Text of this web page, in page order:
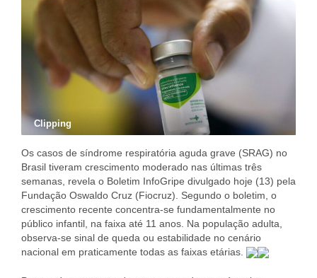
Clipping
Os casos de síndrome respiratória aguda grave (SRAG) no
Brasil tiveram crescimento moderado nas últimas três
semanas, revela o Boletim InfoGripe divulgado hoje (13) pela
Fundação Oswaldo Cruz (Fiocruz). Segundo o boletim, o
crescimento recente concentra-se fundamentalmente no
público infantil, na faixa até 11 anos. Na população adulta,
observa-se sinal de queda ou estabilidade no cenário
nacional em praticamente todas as faixas etárias.